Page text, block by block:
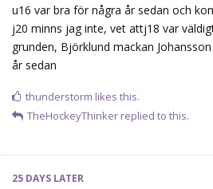
u16 var bra för några år sedan och
j20 minns jag inte, vet attj18 var
grunden, Björklund mackan
år sedan
thunderstorm likes this.
TheHockeyThinker replied to this.
25 DAYS LATER